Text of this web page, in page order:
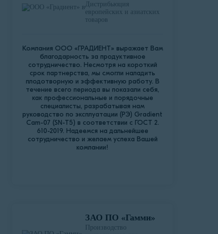
Дистрибьюция
европейских и азиатских
товаров
Компания ООО «ГРАДИЕНТ» выражает Вам
благодарность за продуктивное
сотрудничество. Несмотря на короткий
срок партнерства, мы смогли наладить
плодотворную и эффективную работу. В
течение всего периода вы показали себя,
как профессиональные и порядочные
специалисты, разрабатывая нам
руководство по эксплуатации (РЭ) Gradient
Cam-07 (SN-T5) в соответствии с ГОСТ 2.
610-2019. Надеемся на дальнейшее
сотрудничество и желаем успеха Вашей
компании!
ЗАО ПО «Гамми»
Производство